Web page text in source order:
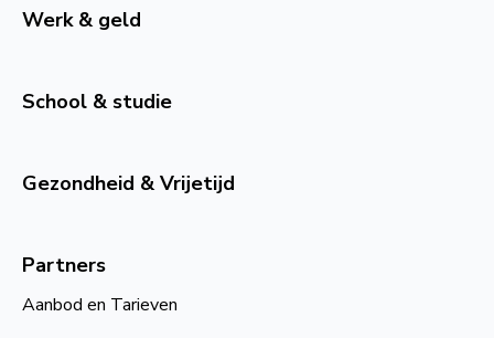
Werk & geld
School & studie
Gezondheid & Vrijetijd
Partners
Aanbod en Tarieven